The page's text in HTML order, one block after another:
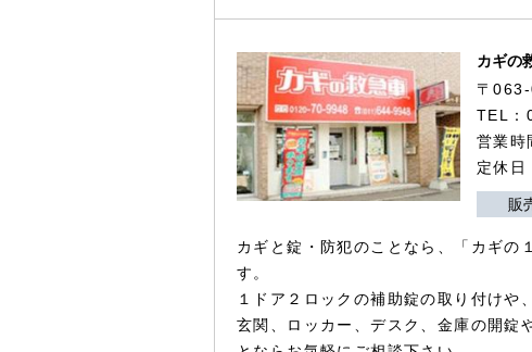
カギの
〒
TEL：
営業
定休日
販
カギと錠・防犯のことなら、「カギの
す。
１ドア２ロックの補助錠の取り付け
玄関、ロッカー、デスク、金庫の開錠